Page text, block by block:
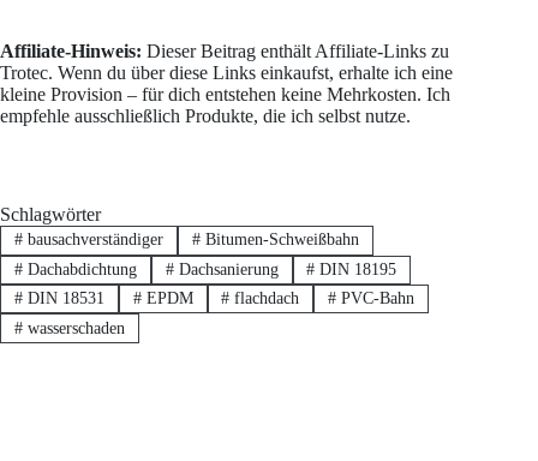
Affiliate-Hinweis: Dieser Beitrag enthält Affiliate-Links zu
Trotec. Wenn du über diese Links einkaufst, erhalte ich eine
kleine Provision – für dich entstehen keine Mehrkosten. Ich
empfehle ausschließlich Produkte, die ich selbst nutze.
Schlagwörter
#bausachverständiger #Bitumen-Schweißbahn
#Dachabdichtung #Dachsanierung # DIN 18195
#DIN 18531 #EPDM # flachdach # PVC-Bahn
#wasserschaden